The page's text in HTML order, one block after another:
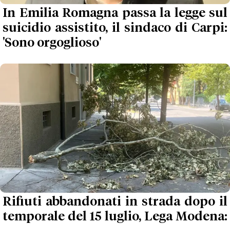
In Emilia Romagna passa la legge sul
suicidio assistito, il sindaco di Carpi:
'Sono orgoglioso'
Rifiuti abbandonati in strada dopo il
temporale del 15 luglio, Lega Modena: